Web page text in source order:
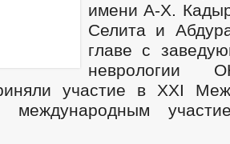
имени А-Х.
Селита и
главе с
неврологии
участие в XXI
международным